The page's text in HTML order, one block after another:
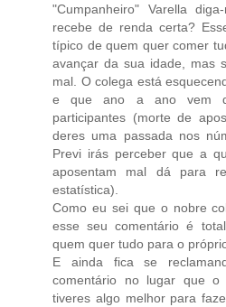
"Cumpanheiro" Varella
recebe de renda certa?
típico de quem quer comer
avançar da sua idade, mas
mal. O colega está
e que ano a ano vem
participantes (morte de
deres uma passada nos
Previ irás perceber que a
aposentam mal dá para
estatística).
Como eu sei que o nobre
esse seu comentário é
quem quer tudo para o
E ainda fica se
comentário no lugar que
tiveres algo melhor para